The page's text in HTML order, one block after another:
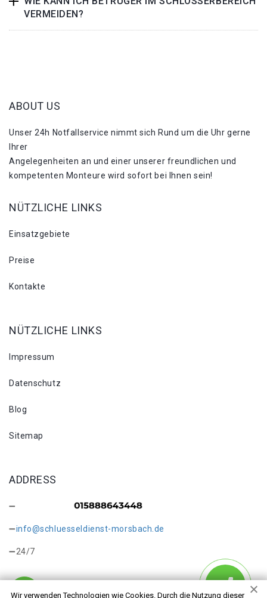
VERMEIDEN?
Wir verwenden Technologien wie Cookies. Durch die Nutzung dieser
ABOUT US
Unser 24h Notfallservice nimmt sich Rund um die Uhr gerne
Ihrer
Angelegenheiten an und einer unserer freundlichen und
kompetenten Monteure wird sofort bei Ihnen sein!
NÜTZLICHE LINKS
Einsatzgebiete
Preise
Kontakte
NÜTZLICHE LINKS
Impressum
Datenschutz
Blog
Sitemap
ADDRESS
info@schluesseldienst-morsbach.de
24/7